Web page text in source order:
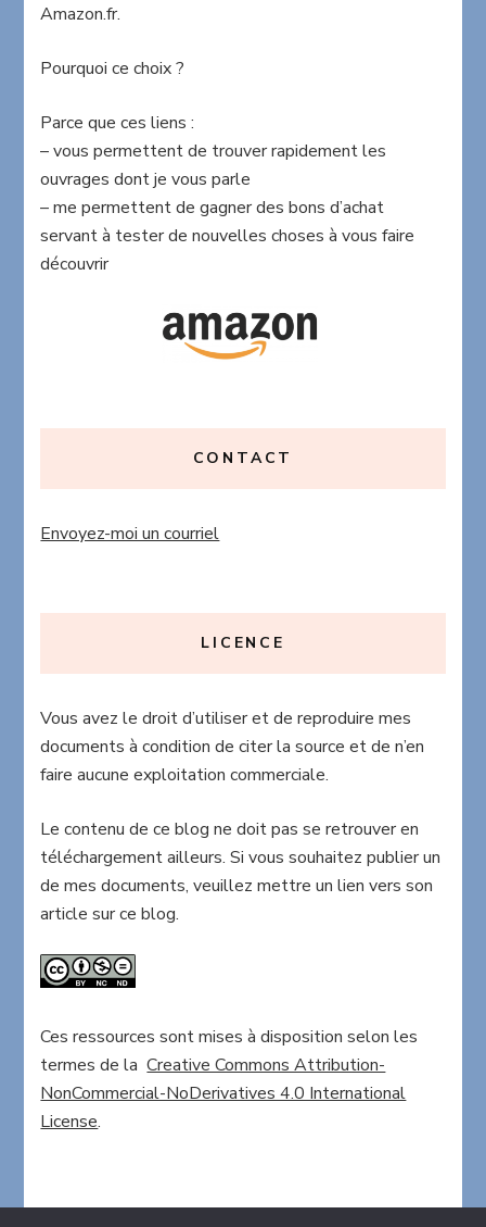
Amazon.fr.
Pourquoi ce choix ?
Parce que ces liens :
– vous permettent de trouver rapidement les
ouvrages dont je vous parle
– me permettent de gagner des bons d’achat
servant à tester de nouvelles choses à vous faire
découvrir
CONTACT
Envoyez-moi un courriel
LICENCE
Vous avez le droit d’utiliser et de reproduire mes
documents à condition de citer la source et de n’en
faire aucune exploitation commerciale.
Le contenu de ce blog ne doit pas se retrouver en
téléchargement ailleurs. Si vous souhaitez publier un
de mes documents, veuillez mettre un lien vers son
article sur ce blog.
Ces ressources sont mises à disposition selon les
termes de laCreative Commons Attribution-
NonCommercial-NoDerivatives 4.0 International
License.